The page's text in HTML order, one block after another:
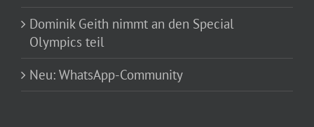
Dominik Geith nimmt an den Special
Olympics teil
Neu: WhatsApp-Community